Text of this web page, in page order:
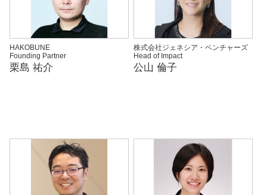
HAKOBUNE
Founding Partner
栗島 祐介
株式会社ジェネシア・ベンチャーズ
Head of Impact
公山 倫子